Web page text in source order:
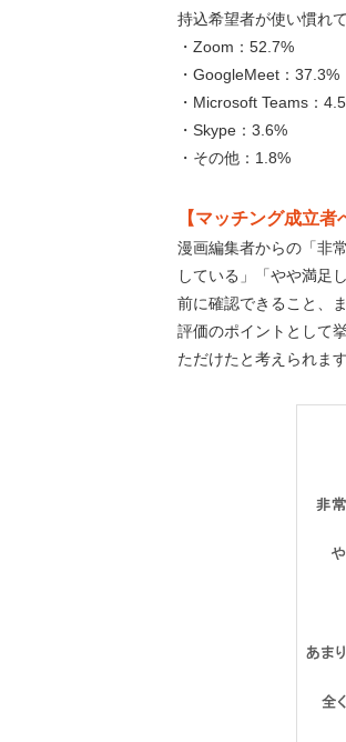
持込希望者が使い慣れ
・Zoom：52.7%
・GoogleMeet：37.3%
・Microsoft Teams：
・Skype：3.6%
・その他：1.8%
【マッチング成立者
漫画編集者からの「非
している」「やや満足
前に確認できること、
評価のポイントとして
ただけたと考えられます